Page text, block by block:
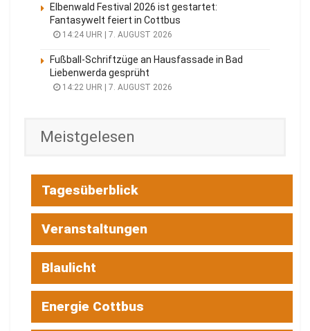
Elbenwald Festival 2026 ist gestartet:
Fantasywelt feiert in Cottbus
14:24 UHR | 7. AUGUST 2026
Fußball-Schriftzüge an Hausfassade in Bad
Liebenwerda gesprüht
14:22 UHR | 7. AUGUST 2026
Meistgelesen
Tagesüberblick
Veranstaltungen
Blaulicht
Energie Cottbus